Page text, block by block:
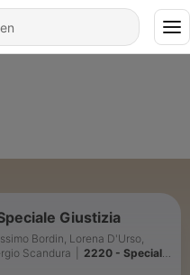
Giustizia
Bordin, Lorena D'Urso,
Scandura
2220 - Speciale